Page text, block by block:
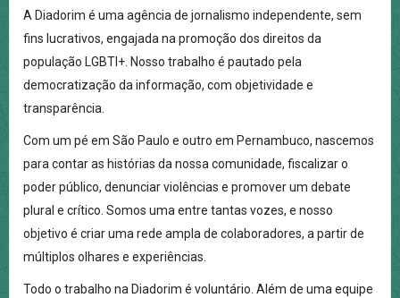
A Diadorim é uma agência de jornalismo independente, sem
fins lucrativos, engajada na promoção dos direitos da
população LGBTI+. Nosso trabalho é pautado pela
democratização da informação, com objetividade e
transparência.
Com um pé em São Paulo e outro em Pernambuco, nascemos
para contar as histórias da nossa comunidade, fiscalizar o
poder público, denunciar violências e promover um debate
plural e crítico. Somos uma entre tantas vozes, e nosso
objetivo é criar uma rede ampla de colaboradores, a partir de
múltiplos olhares e experiências.
Todo o trabalho na Diadorim é voluntário. Além de uma equipe